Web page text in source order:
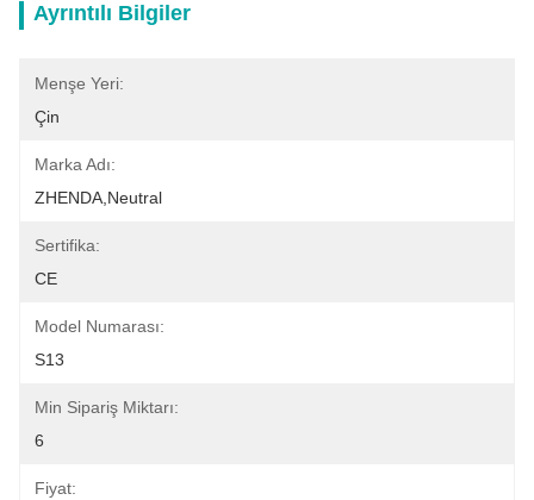
Ayrıntılı Bilgiler
Menşe Yeri:
Çin
Marka Adı:
ZHENDA,Neutral
Sertifika:
CE
Model Numarası:
S13
Min Sipariş Miktarı:
6
Fiyat: